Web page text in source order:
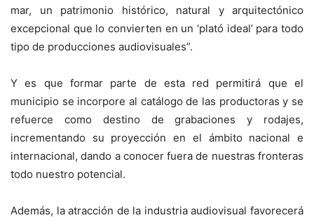
mar, un patrimonio histórico, natural y arquitectónico
excepcional que lo convierten en un ‘plató ideal’ para todo
tipo de producciones audiovisuales”.
Y es que formar parte de esta red permitirá que el
municipio se incorpore al catálogo de las productoras y se
refuerce como destino de grabaciones y rodajes,
incrementando su proyección en el ámbito nacional e
internacional, dando a conocer fuera de nuestras fronteras
todo nuestro potencial.
Además, la atracción de la industria audiovisual favorecerá